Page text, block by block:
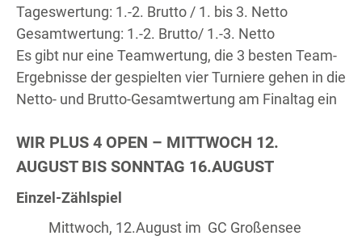
Tageswertung: 1.-2. Brutto / 1. bis 3. Netto
Gesamtwertung: 1.-2. Brutto/ 1.-3. Netto
Es gibt nur eine Teamwertung, die 3 besten Team-
Ergebnisse der gespielten vier Turniere gehen in die
Netto- und Brutto-Gesamtwertung am Finaltag ein
WIR PLUS 4 OPEN – MITTWOCH 12.
AUGUST BIS SONNTAG 16.AUGUST
Einzel-Zählspiel
Mittwoch, 12.August im GC Großensee